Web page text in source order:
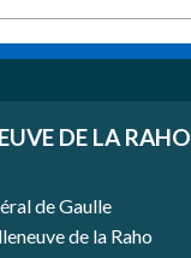
DE LA RAHO
de Gaulle
de la Raho